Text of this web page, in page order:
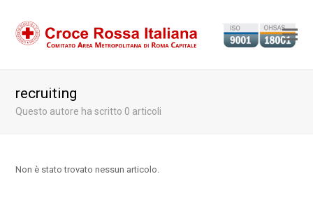
recruiting
Questo autore ha scritto 0 articoli
Non è stato trovato nessun articolo.